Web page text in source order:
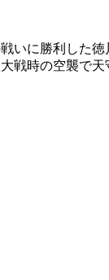
いに勝利した
戦時の空襲で